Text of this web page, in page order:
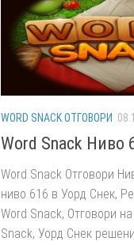
WORD SNACK ОТГОВОРИ
Word Snack Ниво
Word Snack Отговори
ниво 616 в Уорд Снек,
Word Snack, Отговори
Snack, Уорд Снек